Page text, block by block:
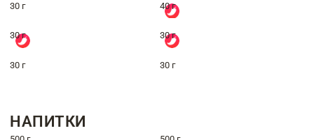
30 г 40 г
30 г 30 г
30 г 30 г
НАПИТКИ